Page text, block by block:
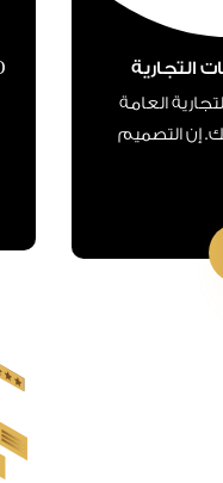
التجارية
العامة
إن التصميم